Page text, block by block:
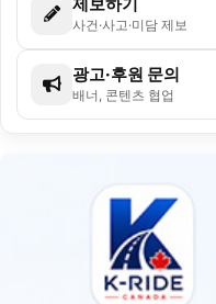
제보하기
사건·사고·미담 제보
광고·후원 문의
배너, 콘텐츠 협업